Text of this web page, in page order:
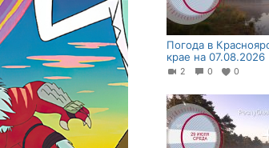
Погода в
крае на 07.08.2026
2 0 0